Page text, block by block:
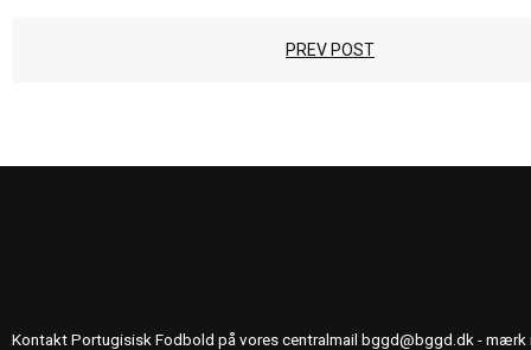
PREV POST
Kontakt Portugisisk Fodbold på vores centralmail bggd@bggd.dk - mærk